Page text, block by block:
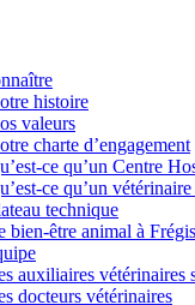
histoire
valeurs
charte d’engagement
ce qu’un Centre
ce qu’un
technique
bien-être animal à Frégis
auxiliaires vétérinaires
docteurs vétérinaires